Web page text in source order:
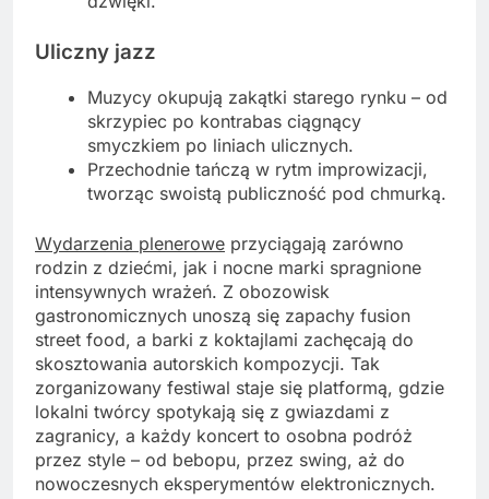
Uliczny jazz
Muzycy okupują zakątki starego rynku – od
skrzypiec po kontrabas ciągnący
smyczkiem po liniach ulicznych.
Przechodnie tańczą w rytm improwizacji,
tworząc swoistą publiczność pod chmurką.
Wydarzenia plenerowe przyciągają zarówno
rodzin z dziećmi, jak i nocne marki spragnione
intensywnych wrażeń. Z obozowisk
gastronomicznych unoszą się zapachy fusion
street food, a barki z koktajlami zachęcają do
skosztowania autorskich kompozycji. Tak
zorganizowany festiwal staje się platformą, gdzie
lokalni twórcy spotykają się z gwiazdami z
zagranicy, a każdy koncert to osobna podróż
przez style – od bebopu, przez swing, aż do
nowoczesnych eksperymentów elektronicznych.